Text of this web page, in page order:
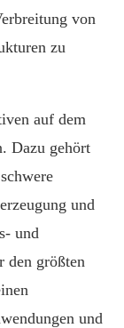
von
zu
auf dem
Dazu gehört
und
und
den größten
und